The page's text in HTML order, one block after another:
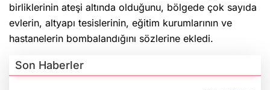
birliklerinin ateşi altında olduğunu, bölgede çok sayıda
evlerin, altyapı tesislerinin, eğitim kurumlarının ve
hastanelerin bombalandığını sözlerine ekledi.
Son Haberler